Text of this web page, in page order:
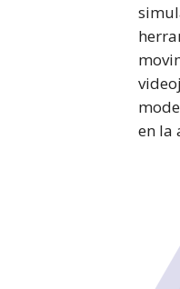
en la